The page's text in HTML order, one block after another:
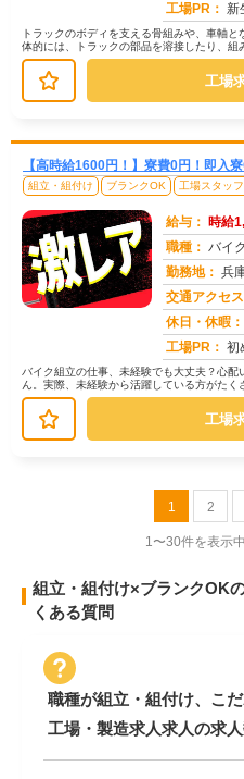
工場PR： 新生活を
トラックのボディを支える骨組みや、車軸
体的には、トラックの部品を溶接したり、組
でも安心して始められるよう、研修制...
工場
【高時給1600円！】寮費0円！即入
組立・組付け ブランクOK 工場スタッ
給与： 時給
職種： バイ
勤務地： 兵
交通アクセス
休日・休暇：
工場PR： 初めて
バイク組立の仕事、未経験でも大丈夫？心
ん。実際、未経験から活躍している方がたく
などの簡単な工具を使って、バイクのラ...
工場
1 2
1〜30件を表示中
組立・組付け×ブランクOK
くある質問
職種が組立・組付け、こ
工場・製造求人求人の求